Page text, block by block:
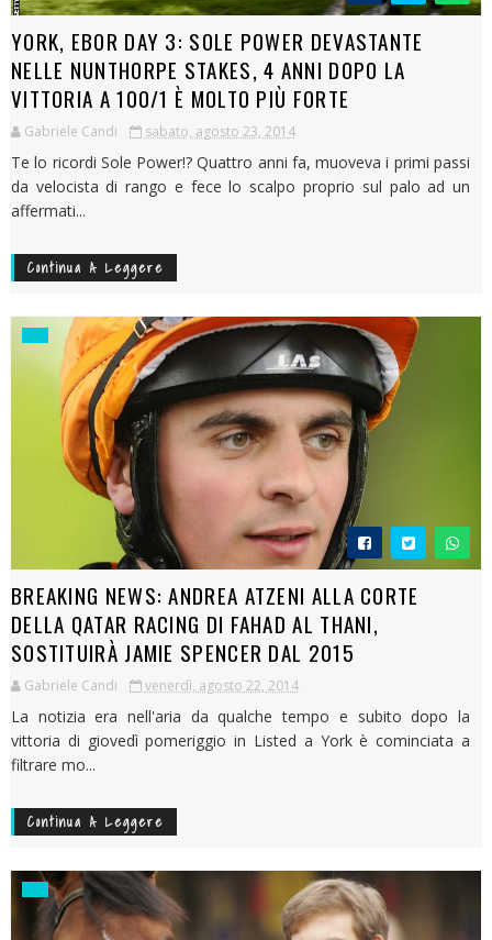
YORK, EBOR DAY 3: SOLE POWER DEVASTANTE
NELLE NUNTHORPE STAKES, 4 ANNI DOPO LA
VITTORIA A 100/1 È MOLTO PIÙ FORTE
Gabriele Candi sabato, agosto 23, 2014
Te lo ricordi Sole Power!? Quattro anni fa, muoveva i primi passi
da velocista di rango e fece lo scalpo proprio sul palo ad un
affermati...
Continua A Leggere
BREAKING NEWS: ANDREA ATZENI ALLA CORTE
DELLA QATAR RACING DI FAHAD AL THANI,
SOSTITUIRÀ JAMIE SPENCER DAL 2015
Gabriele Candi venerdì, agosto 22, 2014
La notizia era nell'aria da qualche tempo e subito dopo la
vittoria di giovedì pomeriggio in Listed a York è cominciata a
filtrare mo...
Continua A Leggere